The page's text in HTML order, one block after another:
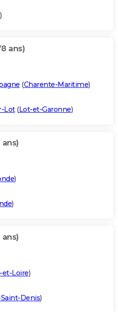
)
ans)
(Charente-Maritime)
Lot(Lot-et-Garonne)
ans)
)
)
ans)
et-Loire)
Denis)